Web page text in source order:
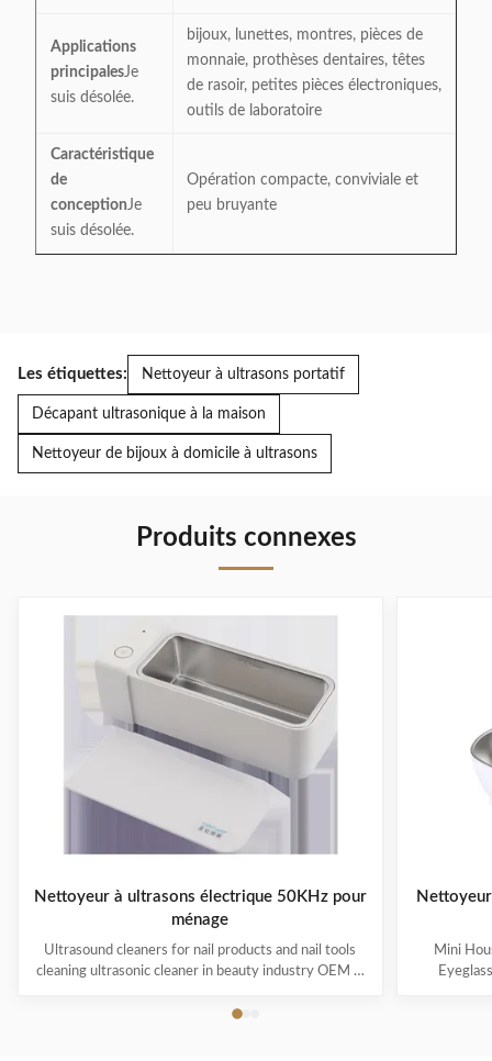
Applications
principalesJe
suis désolée.
bijoux, lunettes, montres, pièces de
monnaie, prothèses dentaires, têtes
de rasoir, petites pièces électroniques,
outils de laboratoire
Caractéristique
de
conceptionJe
suis désolée.
Opération compacte, conviviale et
peu bruyante
Les étiquettes: Nettoyeur à ultrasons portatif
Décapant ultrasonique à la maison
Nettoyeur de bijoux à domicile à ultrasons
Produits connexes
Nettoyeur à ultrasons électrique 50KHz pour
ménage
Ultrasound cleaners for nail products and nail tools
cleaning ultrasonic cleaner in beauty industry OEM &
Customer can choose the color! Ultrasonic cleaning is
Mini